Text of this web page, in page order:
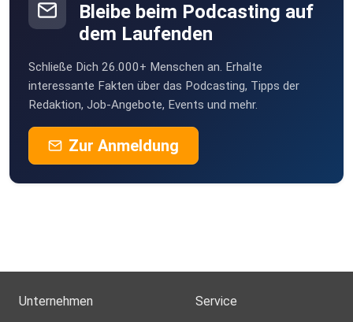
Bleibe beim Podcasting auf
dem Laufenden
Schließe Dich 26.000+ Menschen an. Erhalte
interessante Fakten über das Podcasting, Tipps der
Redaktion, Job-Angebote, Events und mehr.
Zur Anmeldung
Unternehmen Service